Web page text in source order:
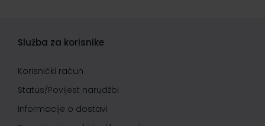
Služba za korisnike
Korisnički račun
Status/Povijest narudžbi
Informacije o dostavi